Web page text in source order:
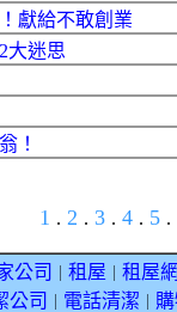
獻給不敢創業
大迷思
！
1 . 2 . 3 . 4 . 5 .
公司 租屋
租屋
公司 電話清潔